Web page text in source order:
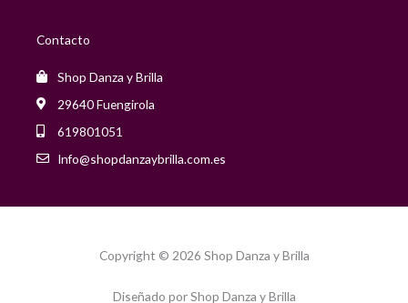
Contacto
Shop Danza y Brilla
29640 Fuengirola
619801051
Info@shopdanzaybrilla.com.es
Copyright © 2026 Shop Danza y Brilla
Diseñado por Shop Danza y Brilla